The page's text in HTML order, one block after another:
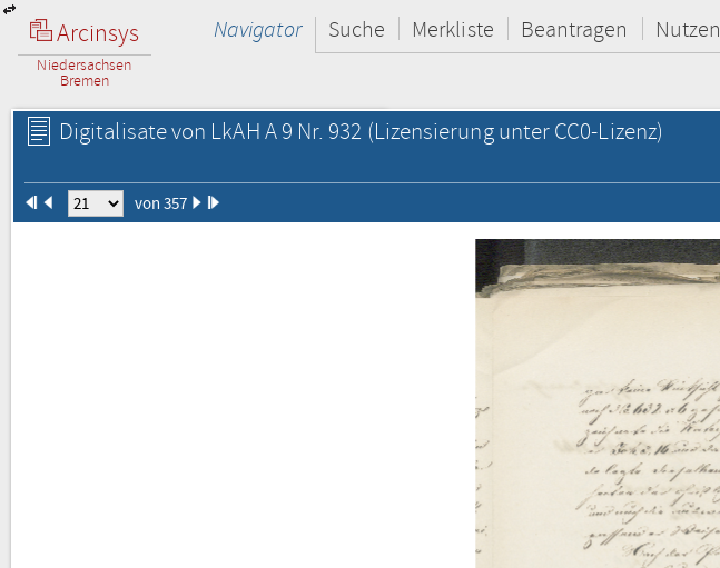
Arcinsys
Niedersachsen
Bremen
Navigator Suche Merkliste Beantragen Nutzen
Digitalisate von LkAH A 9 Nr. 932 (Lizensierung unter CC0-Lizenz)
von 357